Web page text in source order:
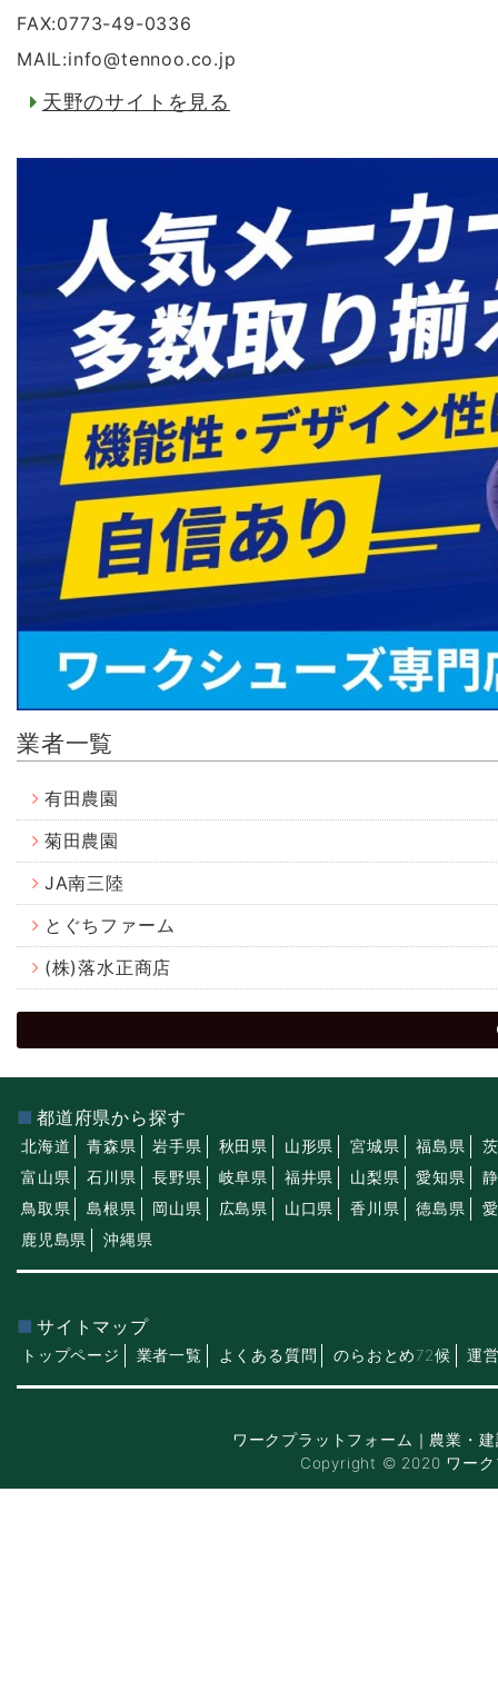
FAX:0773-49-0336
MAIL:info@tennoo.co.jp
天野のサイトを見る
業者一覧
有田農園
菊田農園
JA南三陸
とぐちファーム
(株)落水正商店
都道府県から探す
北海道 青森県 岩手県 秋田県 山形県 宮城県 福島県
富山県
石川県 長野県 岐阜県 福井県 山梨県 愛知県
鳥取県
島根県 岡山県 広島県 山口県 香川県 徳島県
鹿児島県
沖縄県
サイトマップ
トップページ 業者一覧 よくある質問 のらおとめ72候 運
ワークプラットフォーム｜農業・
Copyright © 2020 ワーク